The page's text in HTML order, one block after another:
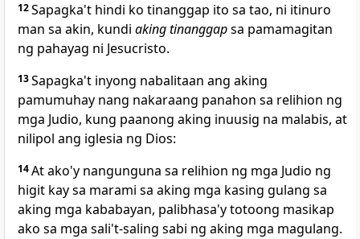
12Sapagka't hindi ko tinanggap ito sa tao, ni itinuro
man sa akin, kundi aking tinanggapsa pamamagitan
ng pahayag ni Jesucristo.
13Sapagka't inyong nabalitaan ang aking
pamumuhay nang nakaraang panahon sa relihion ng
mga Judio, kung paanong aking inuusig na malabis, at
nilipol ang iglesia ng Dios:
14At ako'y nangunguna sa relihion ng mga Judio ng
higit kay sa marami sa aking mga kasing gulang sa
aking mga kababayan, palibhasa'y totoong masikap
ako sa mga sali't-saling sabi ng aking mga magulang.